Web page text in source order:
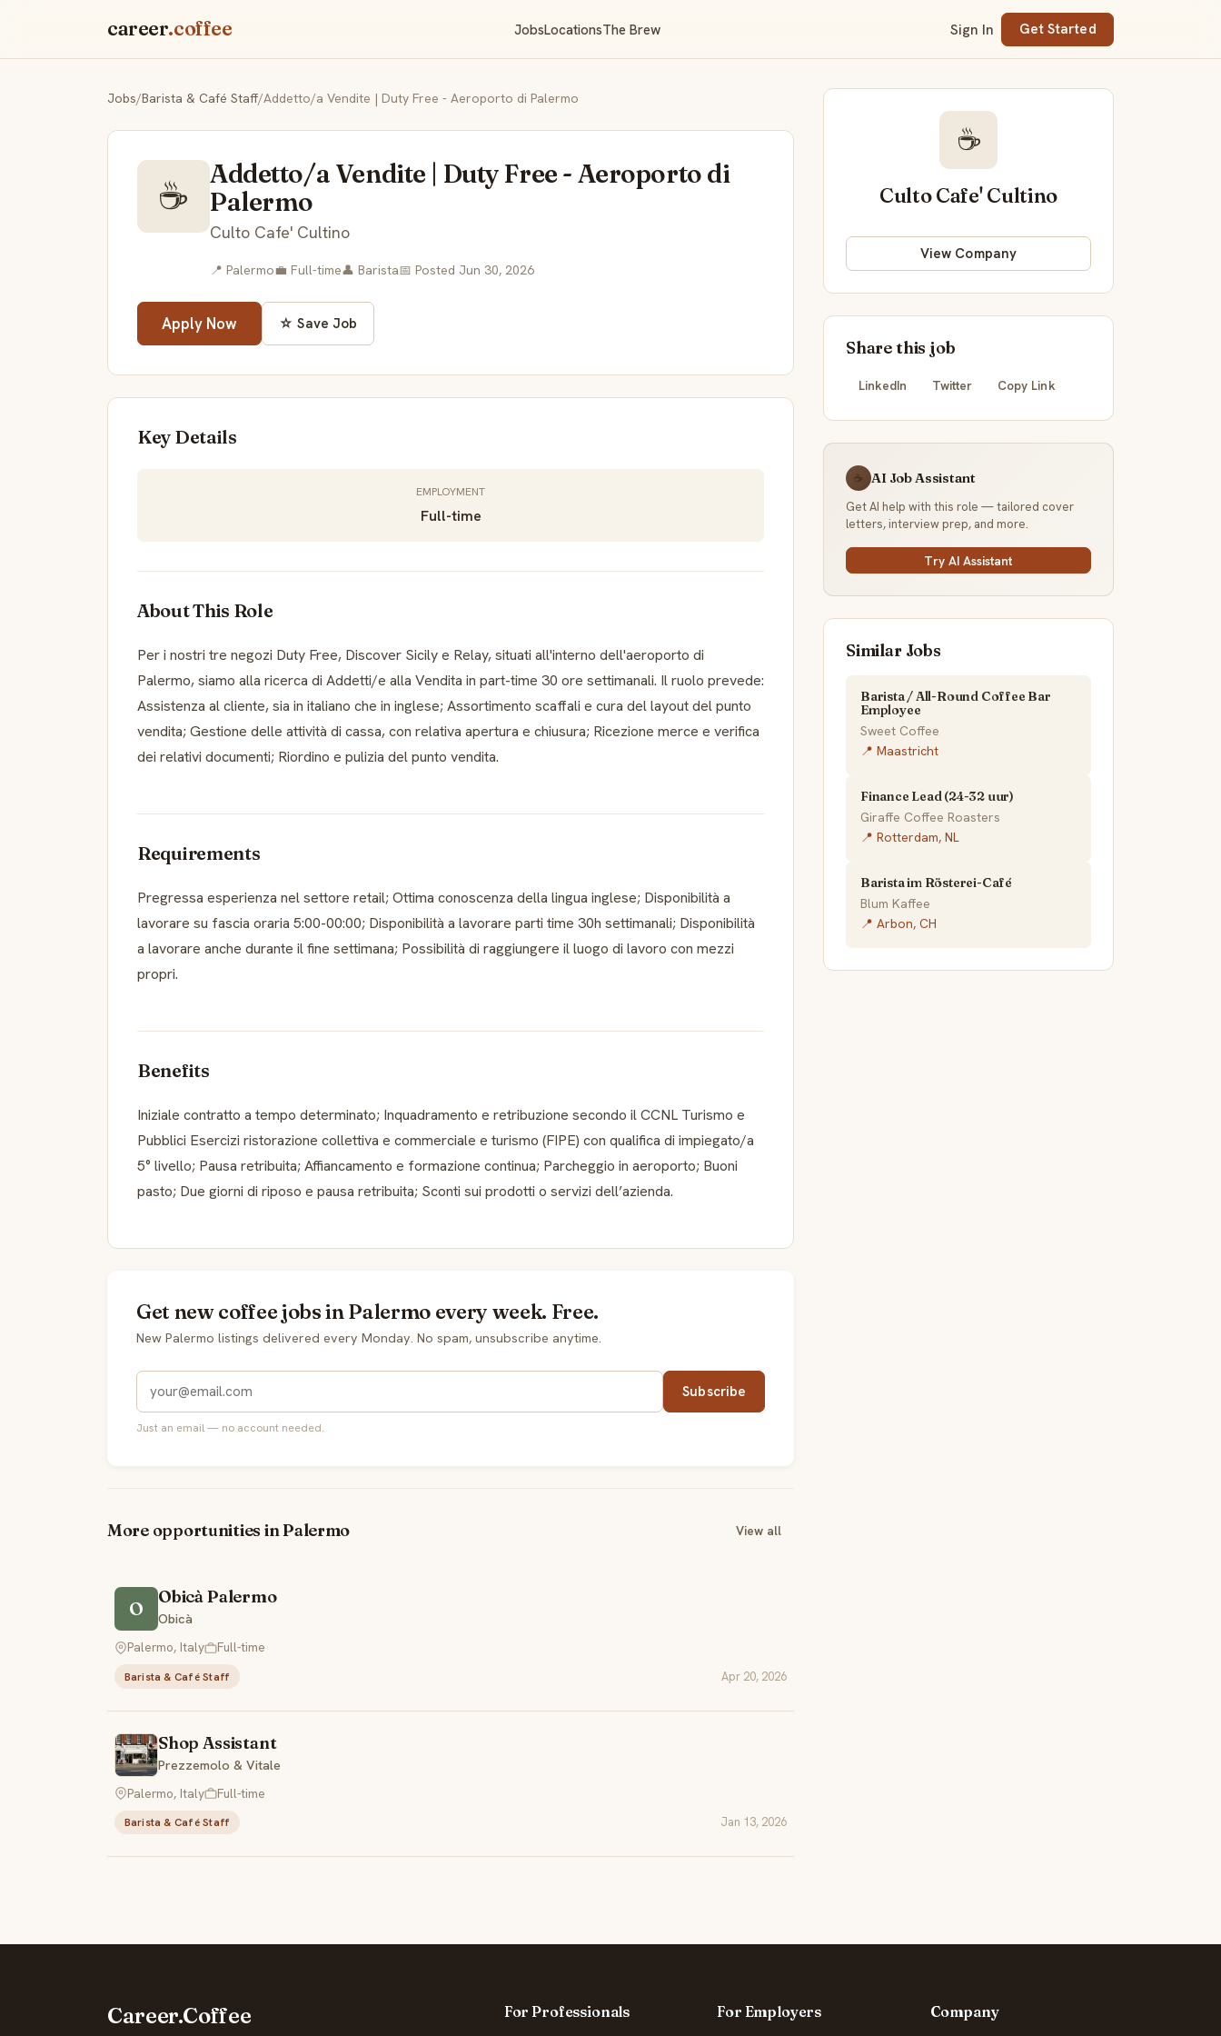
career.coffee JobsLocationsThe Brew Sign In Get Started
Jobs/Barista & Café Staff/Addetto/a Vendite | Duty Free - Aeroporto di Palermo
☕
Addetto/a Vendite | Duty Free - Aeroporto di
Palermo
Culto Cafe' Cultino
📍 Palermo💼 Full-time👤 Barista📅 Posted Jun 30, 2026
Apply Now ☆ Save Job
Key Details
EMPLOYMENT
Full-time
About This Role
Per i nostri tre negozi Duty Free, Discover Sicily e Relay, situati all'interno dell'aeroporto di
Palermo, siamo alla ricerca di Addetti/e alla Vendita in part-time 30 ore settimanali. Il ruolo prevede:
Assistenza al cliente, sia in italiano che in inglese; Assortimento scaffali e cura del layout del punto
vendita; Gestione delle attività di cassa, con relativa apertura e chiusura; Ricezione merce e verifica
dei relativi documenti; Riordino e pulizia del punto vendita.
Requirements
Pregressa esperienza nel settore retail; Ottima conoscenza della lingua inglese; Disponibilità a
lavorare su fascia oraria 5:00-00:00; Disponibilità a lavorare parti time 30h settimanali; Disponibilità
a lavorare anche durante il fine settimana; Possibilità di raggiungere il luogo di lavoro con mezzi
propri.
Benefits
Iniziale contratto a tempo determinato; Inquadramento e retribuzione secondo il CCNL Turismo e
Pubblici Esercizi ristorazione collettiva e commerciale e turismo (FIPE) con qualifica di impiegato/a
5° livello; Pausa retribuita; Affiancamento e formazione continua; Parcheggio in aeroporto; Buoni
pasto; Due giorni di riposo e pausa retribuita; Sconti sui prodotti o servizi dell’azienda.
Get new coffee jobs in Palermo every week. Free.
New Palermo listings delivered every Monday. No spam, unsubscribe anytime.
Subscribe
Just an email — no account needed.
More opportunities in Palermo View all
O
Obicà Palermo
Obicà
Palermo, Italy
Full-time
Barista & Café Staff Apr 20, 2026
Shop Assistant
Prezzemolo & Vitale
Palermo, Italy
Full-time
Barista & Café Staff Jan 13, 2026
☕
Culto Cafe' Cultino
View Company
Share this job
LinkedIn Twitter Copy Link
☕ AI Job Assistant
Get AI help with this role — tailored cover
letters, interview prep, and more.
Try AI Assistant
Similar Jobs
Barista / All-Round Coffee Bar
Employee
Sweet Coffee
📍 Maastricht
Finance Lead (24-32 uur)
Giraffe Coffee Roasters
📍 Rotterdam, NL
Barista im Rösterei-Café
Blum Kaffee
📍 Arbon, CH
Career.Coffee For Professionals For Employers Company